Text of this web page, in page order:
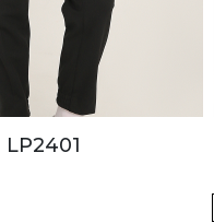
LP2401